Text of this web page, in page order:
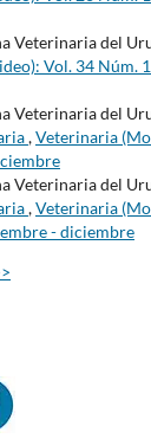
Veterinaria del
Vol. 34 Núm.
Veterinaria del
,Veterinaria
Veterinaria del
,Veterinaria
- diciembre